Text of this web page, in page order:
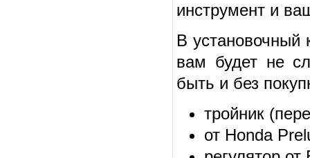
инструмент и
В установочный
вам будет не
быть и без
тройник
от Honda